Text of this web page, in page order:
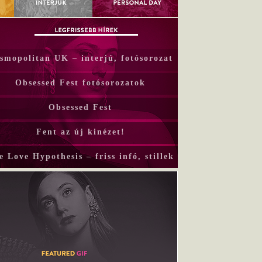
UK – interjú, fotósorozat
Obsessed Fest fotósorozatok
Obsessed Fest
Fent az új kinézet!
Love Hypothesis – friss infó, stillek